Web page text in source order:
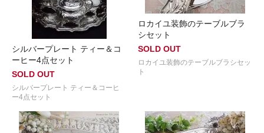
シルバープレート ティー＆コ
ーヒー4点セット
SOLD OUT
シルバープレート ティー＆コーヒ
ー4点セット
ロカイユ装飾のテーブルブラ
シセット
SOLD OUT
ロカイユ装飾のテーブルブラシセッ
ト